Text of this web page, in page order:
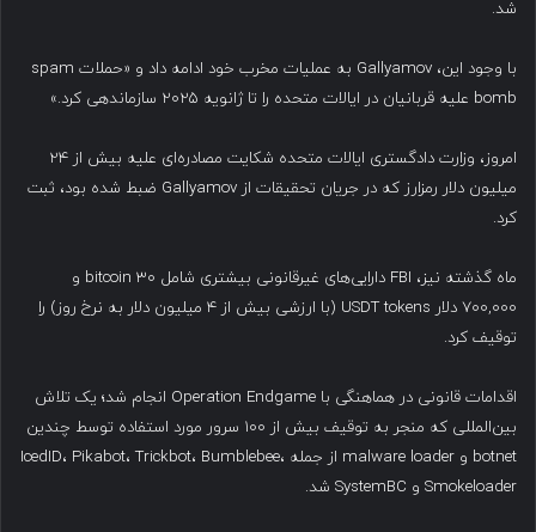
شد.
با وجود این، Gallyamov به عملیات مخرب خود ادامه داد و «حملات spam
bomb علیه قربانیان در ایالات متحده را تا ژانویه ۲۰۲۵ سازماندهی کرد.»
امروز، وزارت دادگستری ایالات متحده شکایت مصادره‌ای علیه بیش از ۲۴
میلیون دلار رمزارز که در جریان تحقیقات از Gallyamov ضبط شده بود، ثبت
کرد.
ماه گذشته نیز، FBI دارایی‌های غیرقانونی بیشتری شامل ۳۰ bitcoin و
۷۰۰,۰۰۰ دلار USDT tokens (با ارزشی بیش از ۴ میلیون دلار به نرخ روز) را
توقیف کرد.
اقدامات قانونی در هماهنگی با Operation Endgame انجام شد؛ یک تلاش
بین‌المللی که منجر به توقیف بیش از ۱۰۰ سرور مورد استفاده توسط چندین
botnet و malware loader از جمله IcedID، Pikabot، Trickbot، Bumblebee،
Smokeloader و SystemBC شد.